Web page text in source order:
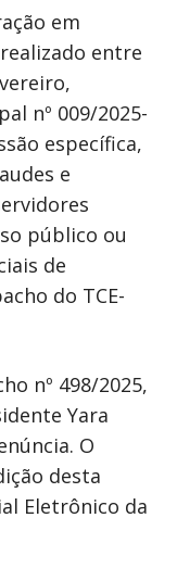
em
entre
nº 009/2025-
específica,
e
público ou
de
do TCE-
nº 498/2025,
Yara
O
desta
Eletrônico da